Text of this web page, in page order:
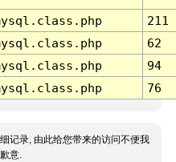
211
62
94
76
记录, 由此给您带来的访问不便我
意.